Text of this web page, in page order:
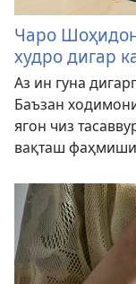
Чаро
худро дигар
Аз ин гуна
Баъзан
ягон чиз
вақташ